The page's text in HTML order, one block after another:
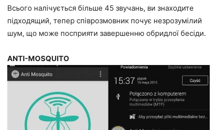
Всього налічується більше 45 звучань, ви знаходите
підходящий, тепер співрозмовник почує незрозумілий
шум, що може посприяти завершенню обридлої бесіди.
ANTI-MOSQUITO